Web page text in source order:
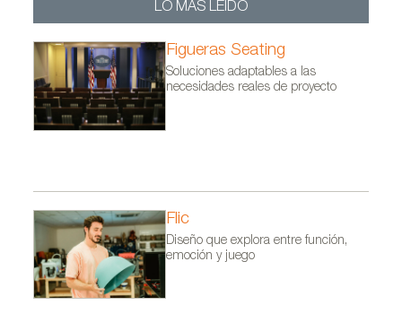
LO MÁS LEÍDO
Figueras Seating
Soluciones adaptables a las
necesidades reales de proyecto
Flic
Diseño que explora entre función,
emoción y juego